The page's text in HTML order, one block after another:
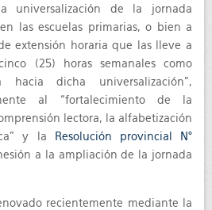
universalización de la jornada
las escuelas primarias, o bien a
extensión horaria que las lleve a
(25) horas semanales como
hacia dicha universalización”,
al “fortalecimiento de la
lectora, la alfabetización
y la
Resolución provincial N°
a la ampliación de la jornada
recientemente mediante la